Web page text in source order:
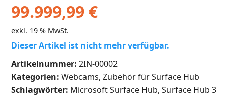
99.999,99 €
exkl. 19 % MwSt.
Dieser Artikel ist nicht mehr verfügbar.
Artikelnummer: 2IN-00002
Kategorien: Webcams,Zubehör für Surface Hub
Schlagwörter: Microsoft Surface Hub,Surface Hub 3